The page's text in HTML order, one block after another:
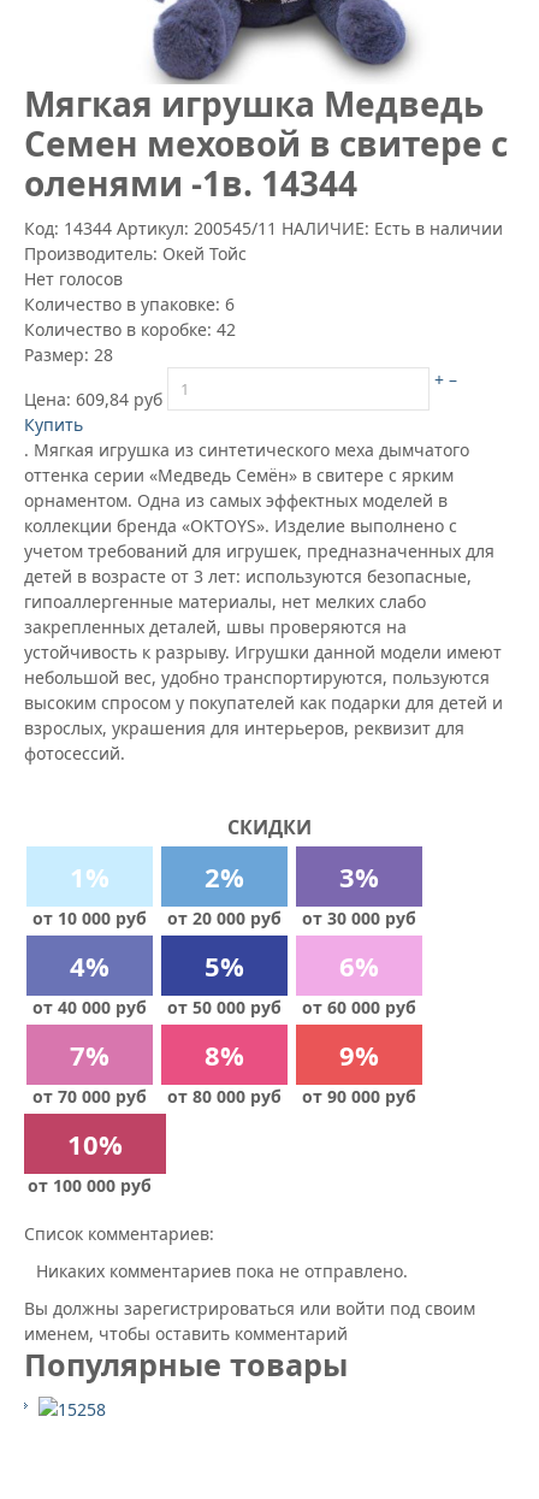
Mягкая игрушка Медведь
Семен меховой в свитере с
оленями -1в. 14344
Код: 14344 Артикул: 200545/11 НАЛИЧИЕ: Есть в наличии
Производитель: Окей Тойс
Нет голосов
Количество в упаковке: 6
Количество в коробке: 42
Размер: 28
Цена: 609,84 руб
+ –
Купить
. Мягкая игрушка из синтетического меха дымчатого
оттенка серии «Медведь Семён» в свитере с ярким
орнаментом. Одна из самых эффектных моделей в
коллекции бренда «OKTOYS». Изделие выполнено с
учетом требований для игрушек, предназначенных для
детей в возрасте от 3 лет: используются безопасные,
гипоаллергенные материалы, нет мелких слабо
закрепленных деталей, швы проверяются на
устойчивость к разрыву. Игрушки данной модели имеют
небольшой вес, удобно транспортируются, пользуются
высоким спросом у покупателей как подарки для детей и
взрослых, украшения для интерьеров, реквизит для
фотосессий.
СКИДКИ
1%
от 10 000 руб
2%
от 20 000 руб
3%
от 30 000 руб
4%
от 40 000 руб
5%
от 50 000 руб
6%
от 60 000 руб
7%
от 70 000 руб
8%
от 80 000 руб
9%
от 90 000 руб
10%
от 100 000 руб
Список комментариев:
Никаких комментариев пока не отправлено.
Вы должны зарегистрироваться или войти под своим
именем, чтобы оставить комментарий
Популярные товары